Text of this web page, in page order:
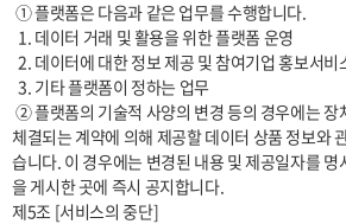
  2. 데이터에 대한 정보 제공 및 참여기업 홍보서비스 제공, 데이터 공모전
  3. 기타 플랫폼이 정하는 업무
체결되는 계약에 의해 제공할 데이터 상품 정보와
습니다. 이 경우에는 변경된 내용 및 제공일자를
을 게시한 곳에 즉시 공지합니다.
제5조 [서비스의 중단]